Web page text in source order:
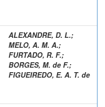
ALEXANDRE, D. L.;
MELO, A. M. A.;
FURTADO, R. F.;
BORGES, M. de F.;
FIGUEIREDO, E. A. T. de